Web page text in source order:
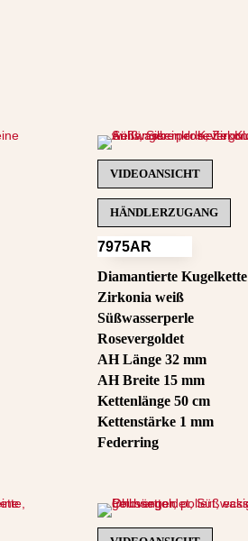
VIDEOANSICHT
HÄNDLERZUGANG
7975AR
Diamantierte Kugelkette
Zirkonia weiß
Süßwasserperle
Rosevergoldet
AH Länge 32 mm
AH Breite 15 mm
Kettenlänge 50 cm
Kettenstärke 1 mm
Federring